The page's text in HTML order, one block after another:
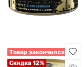
Товар закончился
Скидка 12%